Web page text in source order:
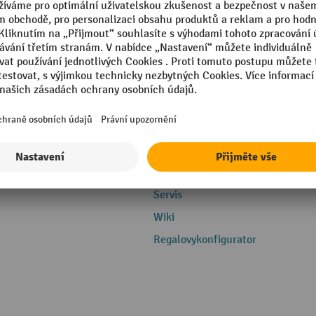
Servis
Servis
Wiki
Regalovykonfigurator